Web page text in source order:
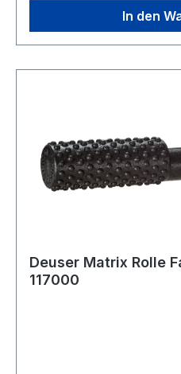
In den
Deuser Matrix Rolle
117000